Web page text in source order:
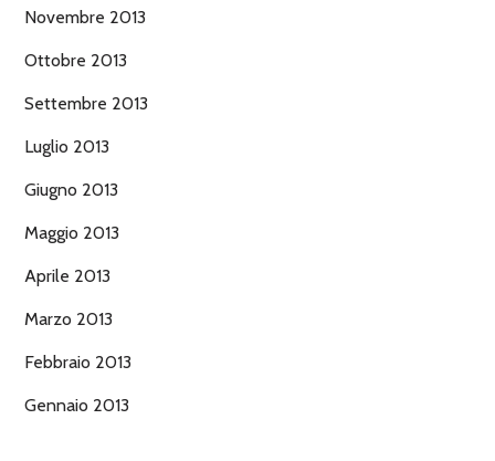
Novembre 2013
Ottobre 2013
Settembre 2013
Luglio 2013
Giugno 2013
Maggio 2013
Aprile 2013
Marzo 2013
Febbraio 2013
Gennaio 2013